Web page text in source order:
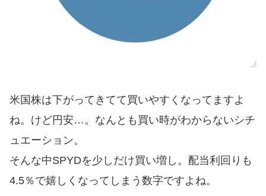
米国株は下がってきてて買いやすくなってますよ
ね。けど円安…。なんとも買い時がわからないシチ
ュエーション。
そんな中SPYDを少しだけ買い増し。配当利回りも
4.5％で嬉しくなってしまう数字ですよね。